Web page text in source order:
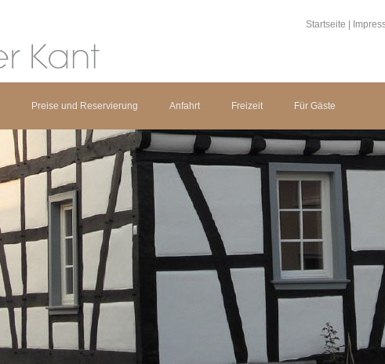
Startseite
Preise und Reservierung Anfahrt Freizeit Für Gäste